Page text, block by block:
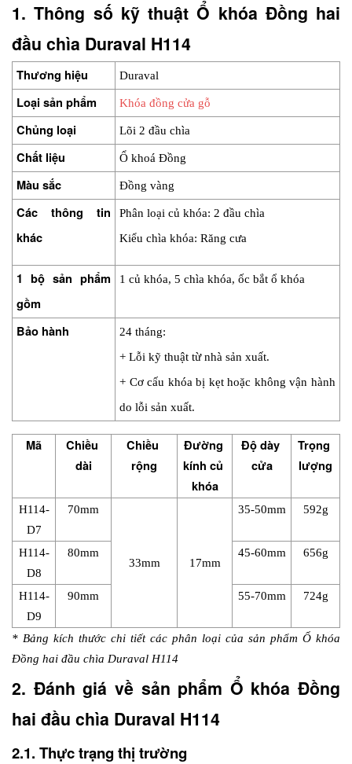
1. Thông số kỹ thuật Ổ khóa Đồng hai
đầu chìa Duraval H114
Thương hiệu Duraval
Loại sản phẩm Khóa đồng cửa gỗ
Chủng loại Lõi 2 đầu chìa
Chất liệu Ổ khoá Đồng
Màu sắc Đồng vàng
Các thông tin
khác
Phân loại củ khóa: 2 đầu chìa
Kiểu chìa khóa: Răng cưa
1 bộ sản phẩm
gồm
1 củ khóa, 5 chìa khóa, ốc bắt ổ khóa
Bảo hành
24 tháng:
+ Lỗi kỹ thuật từ nhà sản xuất.
+ Cơ cấu khóa bị kẹt hoặc không vận hành
do lỗi sản xuất.
Mã
Chiều
dài
Chiều
rộng
Đường
kính củ
khóa
Độ dày
cửa
Trọng
lượng
H114-
D7
70mm
33mm 17mm
35-50mm 592g
H114-
D8
80mm 45-60mm 656g
H114-
D9
90mm 55-70mm 724g
* Bảng kích thước chi tiết các phân loại của sản phẩm Ổ khóa
Đồng hai đầu chìa Duraval H114
2. Đánh giá về sản phẩm Ổ khóa Đồng
hai đầu chìa Duraval H114
2.1. Thực trạng thị trường